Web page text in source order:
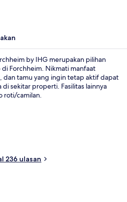
by IHG merupakan pilihan
Forchheim. Nikmati manfaat
dan tamu yang ingin tetap aktif dapat
sekitar properti. Fasilitas lainnya
roti/camilan.
236 ulasan